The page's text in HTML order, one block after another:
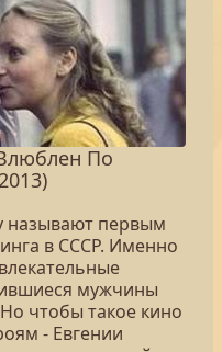
По
называют первым
в СССР. Именно
мужчины
чтобы такое кино
- Евгении